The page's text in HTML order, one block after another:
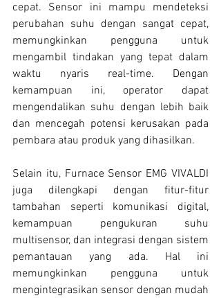
cepat. Sensor ini mampu mendeteksi
perubahan suhu dengan sangat cepat,
memungkinkan pengguna untuk
mengambil tindakan yang tepat dalam
waktu nyaris real-time. Dengan
kemampuan ini, operator dapat
mengendalikan suhu dengan lebih baik
dan mencegah potensi kerusakan pada
pembara atau produk yang dihasilkan.
Selain itu, Furnace Sensor EMG VIVALDI
juga dilengkapi dengan fitur-fitur
tambahan seperti komunikasi digital,
kemampuan pengukuran suhu
multisensor, dan integrasi dengan sistem
pemantauan yang ada. Hal ini
memungkinkan pengguna untuk
mengintegrasikan sensor dengan mudah